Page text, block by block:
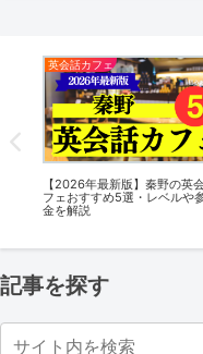
英会話カフェ
【2026年最新版】秦野の英
フェおすすめ5選・レベルや
金を解説
記事を探す